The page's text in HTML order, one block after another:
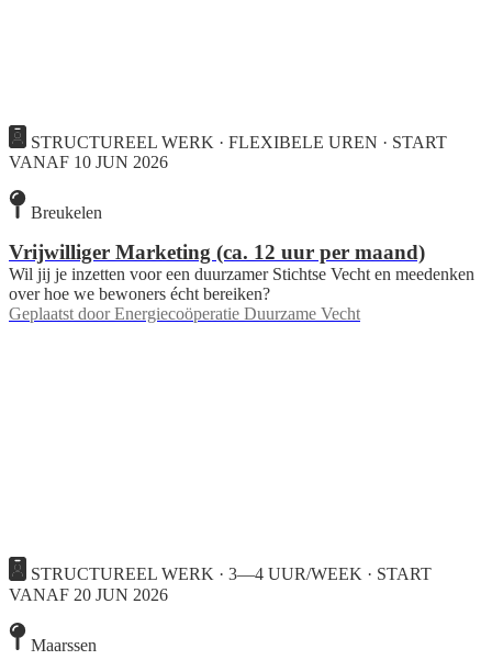
STRUCTUREEL WERK · FLEXIBELE UREN · START
VANAF 10 JUN 2026
Breukelen
Vrijwilliger Marketing (ca. 12 uur per maand)
Wil jij je inzetten voor een duurzamer Stichtse Vecht en meedenken
over hoe we bewoners écht bereiken?
Geplaatst door Energiecoöperatie Duurzame Vecht
STRUCTUREEL WERK · 3—4 UUR/WEEK · START
VANAF 20 JUN 2026
Maarssen